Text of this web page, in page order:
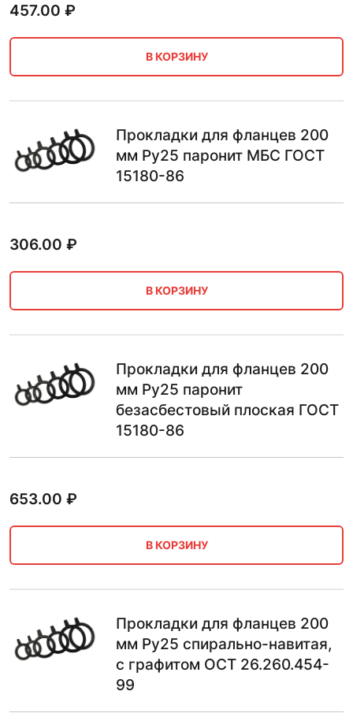
457.00 ₽
В КОРЗИНУ
Прокладки для фланцев 200
мм Ру25 паронит МБС ГОСТ
15180-86
306.00 ₽
В КОРЗИНУ
Прокладки для фланцев 200
мм Ру25 паронит
безасбестовый плоская ГОСТ
15180-86
653.00 ₽
В КОРЗИНУ
Прокладки для фланцев 200
мм Ру25 спирально-навитая,
с графитом ОСТ 26.260.454-
99